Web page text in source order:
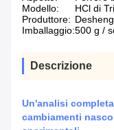
Modello:
HCl di
Produttore: Desheng
Imballaggio:500 g /
Descrizione
Un'analisi
cambiamenti